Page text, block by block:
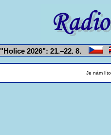
"Holice 2026": 21.–22. 8.
Je nám